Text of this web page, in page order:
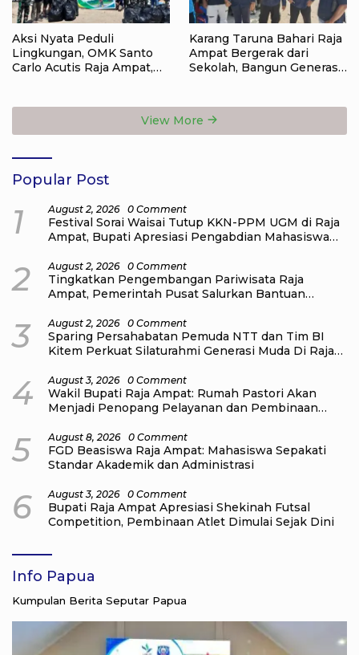
Aksi Nyata Peduli
Lingkungan, OMK Santo
Carlo Acutis Raja Ampat,
Karang Taruna Bahari Raja
Ampat Bergerak dari
Sekolah, Bangun Generasi
View More
Popular Post
1 August 2, 2026 0 Comment
Festival Sorai Waisai Tutup KKN-PPM UGM di Raja
Ampat, Bupati Apresiasi Pengabdian Mahasiswa
2 August 2, 2026 0 Comment
Tingkatkan Pengembangan Pariwisata Raja
Ampat, Pemerintah Pusat Salurkan Bantuan
Distrik Tiplol Mayalibit
3 August 2, 2026 0 Comment
Sparing Persahabatan Pemuda NTT dan Tim BI
Kitem Perkuat Silaturahmi Generasi Muda Di Raja
4 August 3, 2026 0 Comment
Wakil Bupati Raja Ampat: Rumah Pastori Akan
Menjadi Penopang Pelayanan dan Pembinaan
5 August 8, 2026 0 Comment
FGD Beasiswa Raja Ampat: Mahasiswa Sepakati
Standar Akademik dan Administrasi
6 August 3, 2026 0 Comment
Bupati Raja Ampat Apresiasi Shekinah Futsal
Competition, Pembinaan Atlet Dimulai Sejak Dini
Info Papua
Kumpulan Berita Seputar Papua